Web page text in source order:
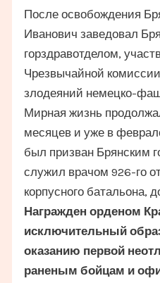
После освобождения
Иванович заведовал
горздравотделом,
Чрезвычайной
злодеяний немецко-
Мирная жизнь
месяцев и уже в
был призван Брянским
служил врачом 926-го
корпусного батальона,
Награжден орденом
исключительный
оказанию первой
раненым бойцам и